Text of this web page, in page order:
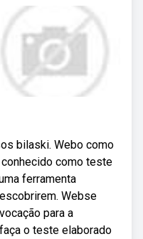
bilaski. Webo como
como teste
ferramenta
Webse
para a
o teste elaborado